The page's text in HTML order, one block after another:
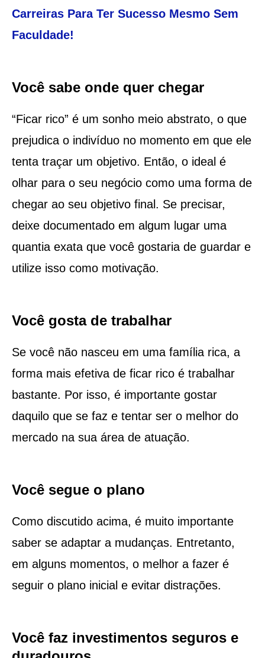
Carreiras Para Ter Sucesso Mesmo Sem
Faculdade!
Você sabe onde quer chegar
“Ficar rico” é um sonho meio abstrato, o que
prejudica o indivíduo no momento em que ele
tenta traçar um objetivo. Então, o ideal é
olhar para o seu negócio como uma forma de
chegar ao seu objetivo final. Se precisar,
deixe documentado em algum lugar uma
quantia exata que você gostaria de guardar e
utilize isso como motivação.
Você gosta de trabalhar
Se você não nasceu em uma família rica, a
forma mais efetiva de ficar rico é trabalhar
bastante. Por isso, é importante gostar
daquilo que se faz e tentar ser o melhor do
mercado na sua área de atuação.
Você segue o plano
Como discutido acima, é muito importante
saber se adaptar a mudanças. Entretanto,
em alguns momentos, o melhor a fazer é
seguir o plano inicial e evitar distrações.
Você faz investimentos seguros e